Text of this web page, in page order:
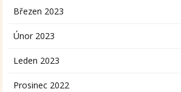
Březen 2023
Únor 2023
Leden 2023
Prosinec 2022